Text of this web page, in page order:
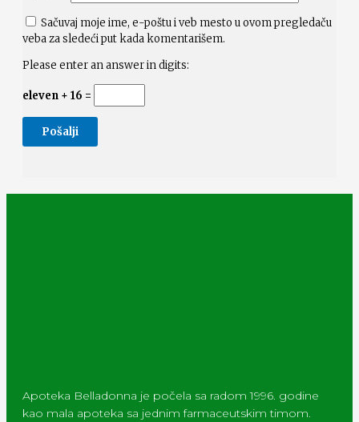
Sačuvaj moje ime, e-poštu i veb mesto u ovom pregledaču
veba za sledeći put kada komentarišem.
Please enter an answer in digits:
eleven + 16 =
Apoteka Belladonna je počela sa radom 1996. godine
kao mala apoteka sa jednim farmaceutskim timom.